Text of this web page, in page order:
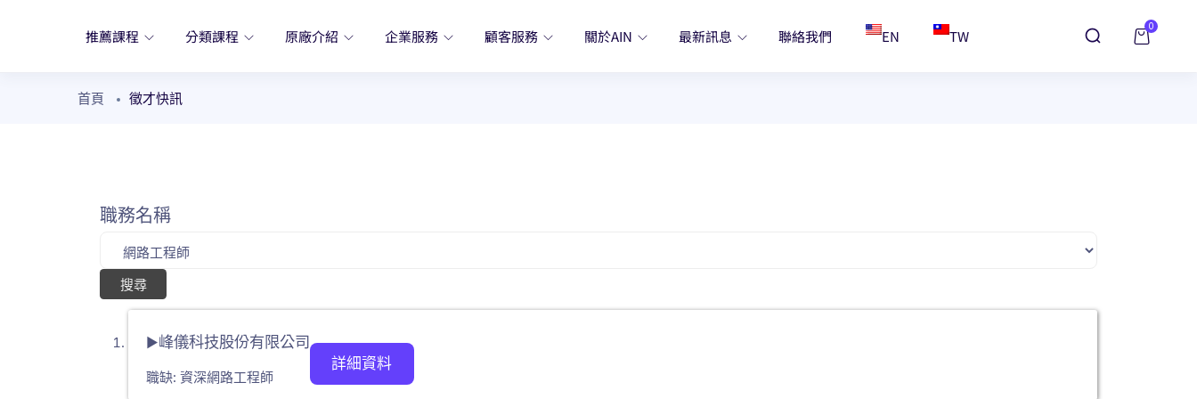
推薦課程 分類課程 原廠介紹 企業服務 顧客服務 關於AIN 最新訊息 聯絡我們 EN TW
0
首頁 徵才快訊
職務名稱
▶峰儀科技股份有限公司
職缺: 資深網路工程師
詳細資料